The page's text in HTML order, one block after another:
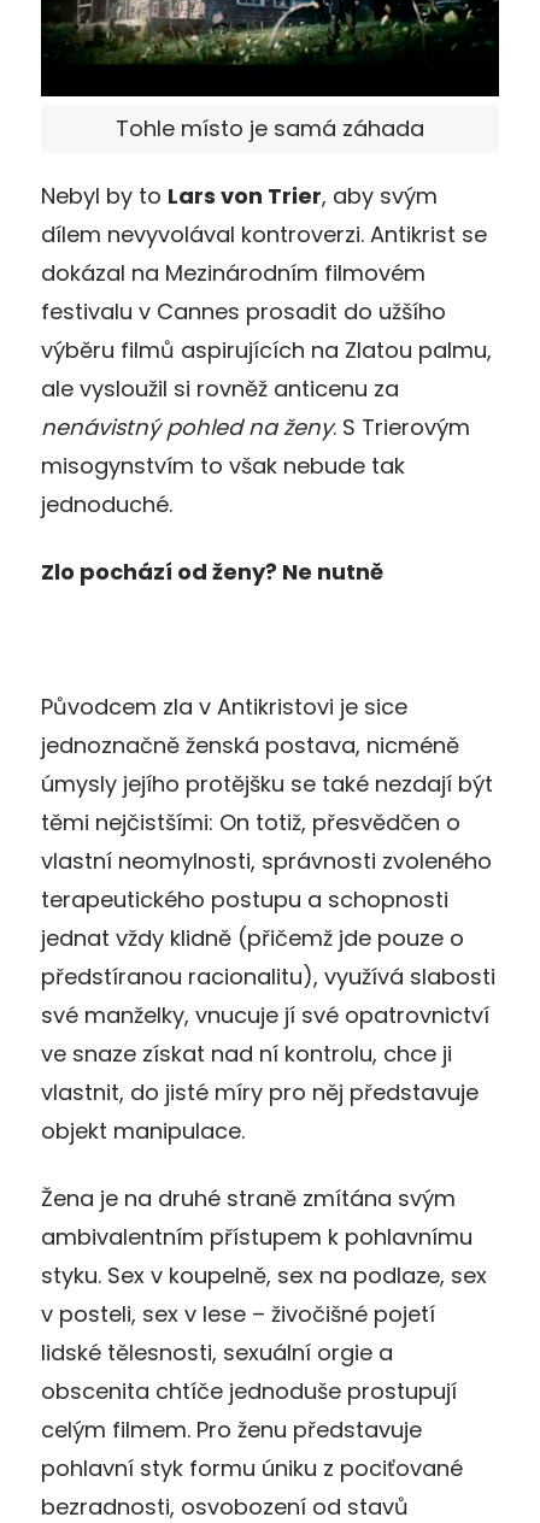
Tohle místo je samá záhada
Nebyl by to Lars von Trier, aby svým
dílem nevyvolával kontroverzi. Antikrist se
dokázal na Mezinárodním filmovém
festivalu v Cannes prosadit do užšího
výběru filmů aspirujících na Zlatou palmu,
ale vysloužil si rovněž anticenu za
nenávistný pohled na ženy. S Trierovým
misogynstvím to však nebude tak
jednoduché.
Zlo pochází od ženy? Ne nutně
Původcem zla v Antikristovi je sice
jednoznačně ženská postava, nicméně
úmysly jejího protějšku se také nezdají být
těmi nejčistšími: On totiž, přesvědčen o
vlastní neomylnosti, správnosti zvoleného
terapeutického postupu a schopnosti
jednat vždy klidně (přičemž jde pouze o
předstíranou racionalitu), využívá slabosti
své manželky, vnucuje jí své opatrovnictví
ve snaze získat nad ní kontrolu, chce ji
vlastnit, do jisté míry pro něj představuje
objekt manipulace.
Žena je na druhé straně zmítána svým
ambivalentním přístupem k pohlavnímu
styku. Sex v koupelně, sex na podlaze, sex
v posteli, sex v lese – živočišné pojetí
lidské tělesnosti, sexuální orgie a
obscenita chtíče jednoduše prostupují
celým filmem. Pro ženu představuje
pohlavní styk formu úniku z pociťované
bezradnosti, osvobození od stavů